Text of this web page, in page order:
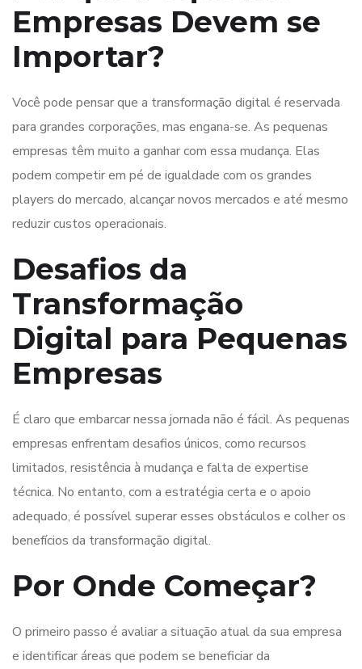
Empresas Devem se
Importar?
Você pode pensar que a transformação digital é reservada
para grandes corporações, mas engana-se. As pequenas
empresas têm muito a ganhar com essa mudança. Elas
podem competir em pé de igualdade com os grandes
players do mercado, alcançar novos mercados e até mesmo
reduzir custos operacionais.
Desafios da
Transformação
Digital para Pequenas
Empresas
É claro que embarcar nessa jornada não é fácil. As pequenas
empresas enfrentam desafios únicos, como recursos
limitados, resistência à mudança e falta de expertise
técnica. No entanto, com a estratégia certa e o apoio
adequado, é possível superar esses obstáculos e colher os
benefícios da transformação digital.
Por Onde Começar?
O primeiro passo é avaliar a situação atual da sua empresa
e identificar áreas que podem se beneficiar da